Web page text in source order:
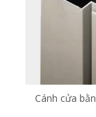
Cánh cửa